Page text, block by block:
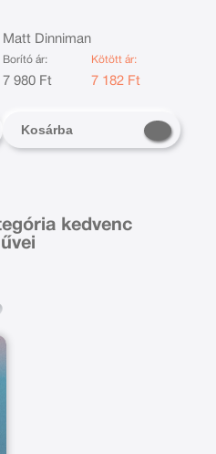
Matt Dinniman
Borító ár:
7 980 Ft
Kötött ár:
7 182 Ft
Kosárba
kedvenc